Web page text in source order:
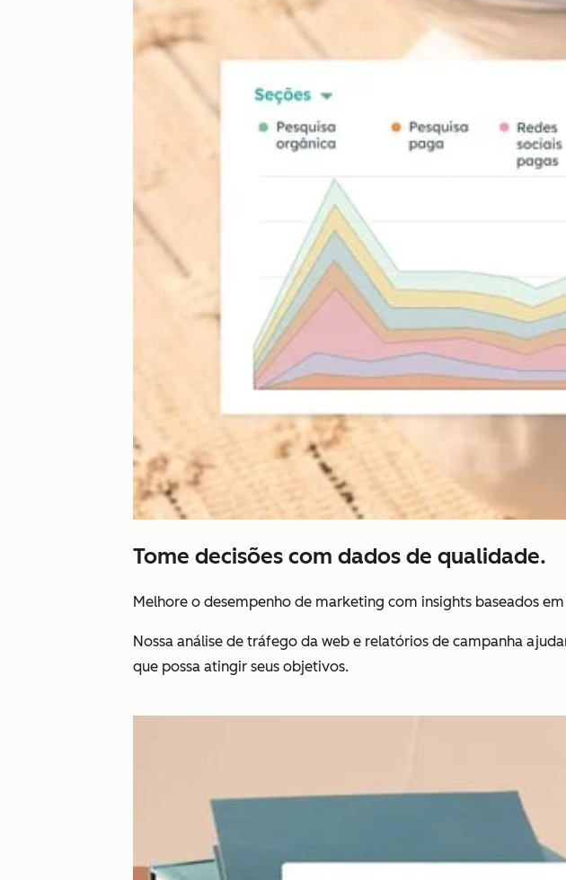
Tome decisões com dados de qualidade.
Melhore o desempenho de marketing com insights baseados
Nossa análise de tráfego da web e relatórios de campanha
que possa atingir seus objetivos.